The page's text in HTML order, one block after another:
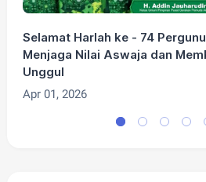
Selamat Harlah ke - 74
Menjaga Nilai Aswaja dan
Unggul
Apr 01, 2026